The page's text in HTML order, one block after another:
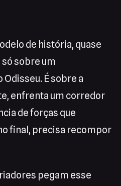
de história, quase
sobre um
É sobre a
enfrenta um corredor
de forças que
final, precisa recompor
pegam esse